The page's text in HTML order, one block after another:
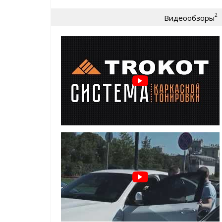
затемнение как у обычной тонировки - 15%
идеальное прилегание
Преимущества шторок для
2016):
задержка солнечных лучей
предотвращение нагрева салона
защита от насекомых, пыли и пуха
установка шторок TROKOT - легальна и
Особенности и установка:
держатся на магнитах, установленных в
элементарная установка и снятие
не слетают от опускания стекла
не слетают на высокой скорости
Видеообзоры2